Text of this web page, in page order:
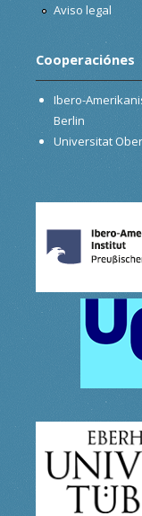
Aviso legal
Cooperaciónes
Ibero-
Berlin
Universitat